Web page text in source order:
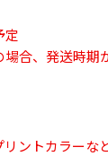
定
合、発送時期
ントカラーな